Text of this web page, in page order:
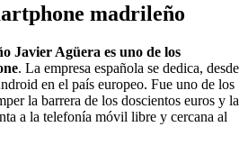
madrileño
Javier Agüera es uno de los
. La empresa española se dedica, desde
en el país europeo. Fue uno de los
la barrera de los doscientos euros y la
a la telefonía móvil libre y cercana al